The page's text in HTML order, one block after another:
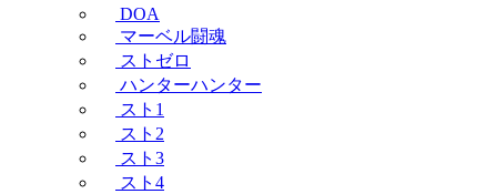
DOA
マーベル闘魂
ストゼロ
ハンターハンター
スト1
スト2
スト3
スト4